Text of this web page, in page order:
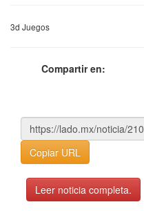
3d Juegos
Compartir en:
Copiar URL
Leer noticia completa.